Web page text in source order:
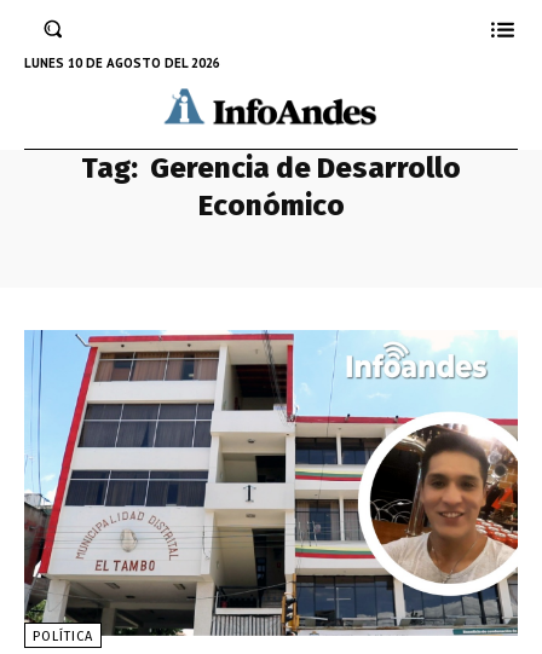
LUNES 10 DE AGOSTO DEL 2026
Tag: Gerencia de Desarrollo
Económico
POLÍTICA